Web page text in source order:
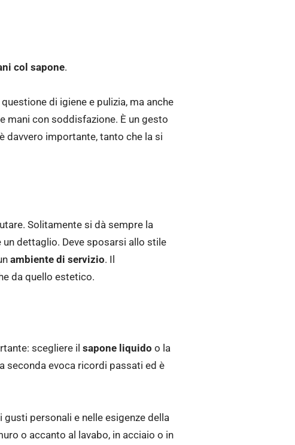
col sapone.
di igiene e pulizia, ma anche
mani con soddisfazione. È un gesto
davvero importante, tanto che la si
Solitamente si dà sempre la
dettaglio. Deve sposarsi allo stile
ambiente di servizio. Il
da quello estetico.
scegliere il sapone liquido o la
seconda evoca ricordi passati ed è
personali e nelle esigenze della
o accanto al lavabo, in acciaio o in